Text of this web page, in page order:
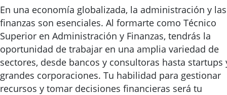
En una economía globalizada, la administración y las
finanzas son esenciales. Al formarte como Técnico
Superior en Administración y Finanzas, tendrás la
oportunidad de trabajar en una amplia variedad de
sectores, desde bancos y consultoras hasta startups
grandes corporaciones. Tu habilidad para gestionar
recursos y tomar decisiones financieras será tu